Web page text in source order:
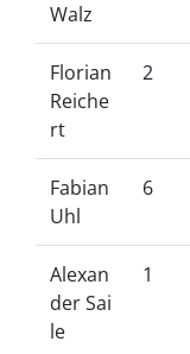
Walz
Florian
Reiche
rt
2
Fabian
Uhl
6
Alexan
der Sai
le
1